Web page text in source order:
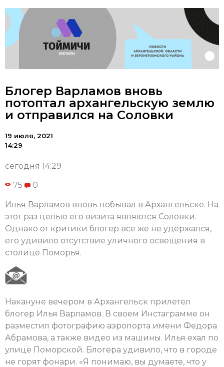
Блогер Варламов вновь
потоптал архангельскую землю
и отправился на Соловки
19 июля, 2021
14:29
сегодня 14:29
75 0
Илья Варламов вновь побывал в Архангельске. На
этот раз целью его визита являются Соловки.
Однако от критики блогер все же не удержался,
его удивило отсутствие уличного освещения в
столице Поморья.
Накануне вечером в Архангельск прилетел
блогер Илья Варламов. В своем Инстаграмме он
разместил фотографию аэропорта имени Федора
Абрамова, а также видео из машины. Илья ехал по
улице Поморской. Блогера удивило, что в городе
не горят фонари. «Я понимаю, вы думаете, что у